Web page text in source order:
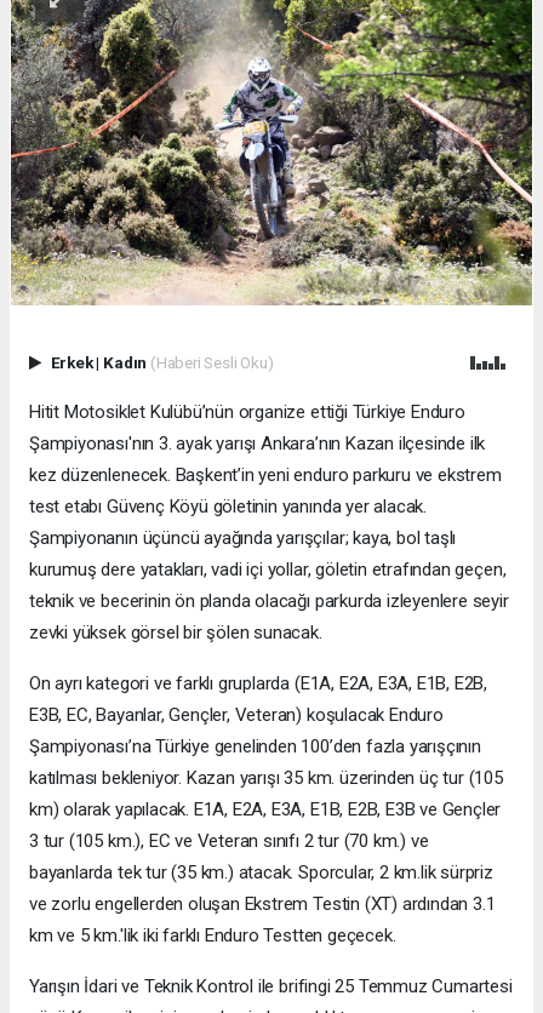
Erkek| Kadın (Haberi Sesli Oku)
Hitit Motosiklet Kulübü’nün organize ettiği Türkiye Enduro
Şampiyonası'nın 3. ayak yarışı Ankara’nın Kazan ilçesinde ilk
kez düzenlenecek. Başkent’in yeni enduro parkuru ve ekstrem
test etabı Güvenç Köyü göletinin yanında yer alacak.
Şampiyonanın üçüncü ayağında yarışçılar; kaya, bol taşlı
kurumuş dere yatakları, vadi içi yollar, göletin etrafından geçen,
teknik ve becerinin ön planda olacağı parkurda izleyenlere seyir
zevki yüksek görsel bir şölen sunacak.
On ayrı kategori ve farklı gruplarda (E1A, E2A, E3A, E1B, E2B,
E3B, EC, Bayanlar, Gençler, Veteran) koşulacak Enduro
Şampiyonası’na Türkiye genelinden 100’den fazla yarışçının
katılması bekleniyor. Kazan yarışı 35 km. üzerinden üç tur (105
km) olarak yapılacak. E1A, E2A, E3A, E1B, E2B, E3B ve Gençler
3 tur (105 km.), EC ve Veteran sınıfı 2 tur (70 km.) ve
bayanlarda tek tur (35 km.) atacak. Sporcular, 2 km.lik sürpriz
ve zorlu engellerden oluşan Ekstrem Testin (XT) ardından 3.1
km ve 5 km.'lik iki farklı Enduro Testten geçecek.
Yarışın İdari ve Teknik Kontrol ile brifingi 25 Temmuz Cumartesi